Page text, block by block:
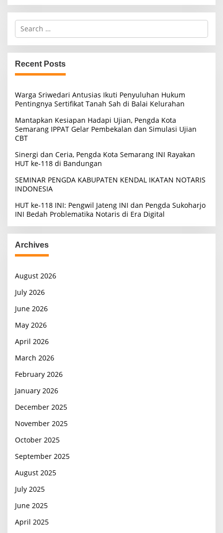
S
r
c
h
f
r
:
Recent Posts
Warga Sriwedari Antusias Ikuti Penyuluhan Hukum
Pentingnya Sertifikat Tanah Sah di Balai Kelurahan
Mantapkan Kesiapan Hadapi Ujian, Pengda Kota
Semarang IPPAT Gelar Pembekalan dan Simulasi Ujian
CBT
Sinergi dan Ceria, Pengda Kota Semarang INI Rayakan
HUT ke-118 di Bandungan
SEMINAR PENGDA KABUPATEN KENDAL IKATAN NOTARIS
INDONESIA
HUT ke-118 INI: Pengwil Jateng INI dan Pengda Sukoharjo
INI Bedah Problematika Notaris di Era Digital
Archives
August 2026
July 2026
June 2026
May 2026
April 2026
March 2026
February 2026
January 2026
December 2025
November 2025
October 2025
September 2025
August 2025
July 2025
June 2025
April 2025